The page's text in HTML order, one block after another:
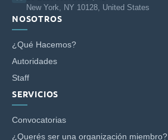
New York, NY 10128, United States
NOSOTROS
¿Qué Hacemos?
Autoridades
Staff
SERVICIOS
Convocatorias
¿Querés ser una organización miembro?